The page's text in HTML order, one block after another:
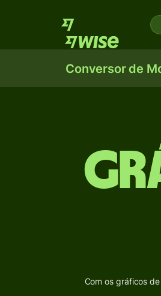
Conversor de
Com os gráficos